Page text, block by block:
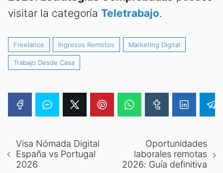
visitar la categoría Teletrabajo.
Freelance Ingresos Remotos Marketing Digital
Trabajo Desde Casa
Visa Nómada Digital
España vs Portugal
2026
Oportunidades
laborales remotas
2026: Guía definitiva